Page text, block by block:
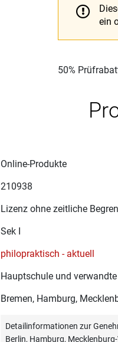
ein
50%
Online-Produkte
210938
Lizenz ohne zeitliche
Sek I
philopraktisch - aktuell
Hauptschule und
Bremen, Hamburg,
Detailinformationen zur
Berlin, Hamburg,